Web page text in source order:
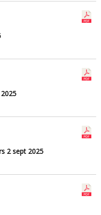
2 sept 2025